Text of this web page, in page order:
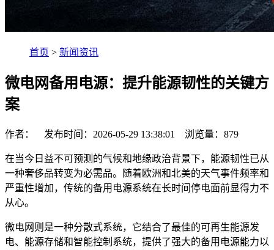
首页 > 新闻资讯
微电网备用电源：提升能源韧性的关键方
案
作者： 发布时间：2026-05-29 13:38:01 浏览量： 879
在当今日益不可预测的气候和地缘政治背景下，能源韧性已从
一种奢侈品转变为必需品。随着欧洲和北美的天气事件频率和
严重性增加，传统的备用电源系统在长时间停电面前显得力不
从心。
微电网则是一种分散式系统，它结合了最佳的可再生能源发
电、能源存储和智能控制系统，提供了强大的备用电源能力以